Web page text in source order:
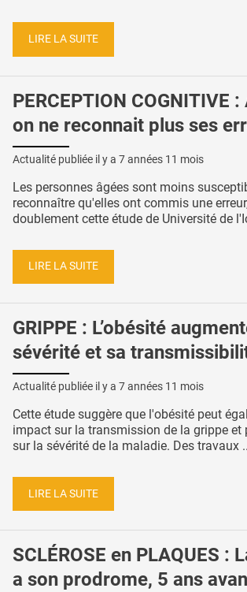
LIRE LA SUITE
PERCEPTION COGNITIVE :
on ne reconnait plus ses
Actualité publiée il y a 7 années 11 mois
Les personnes âgées sont moins
reconnaître qu'elles ont commis une
doublement cette étude de Université de
LIRE LA SUITE
GRIPPE : L’obésité
sévérité et sa
Actualité publiée il y a 7 années 11 mois
Cette étude suggère que l'obésité peut
impact sur la transmission de la grippe et
sur la sévérité de la maladie. Des travaux
LIRE LA SUITE
SCLÉROSE en PLAQUES :
a son prodrome, 5 ans